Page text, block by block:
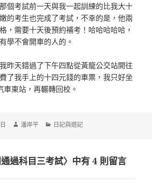
個考試前一天與我一起訓練的比我大十
的考生也完成了考試，不幸的是，他兩
，需要十天後預約補考！哈哈哈哈哈，
學不會開車的人的。
昨天錯過了下午四點從黃龍公交站開往
了我手上的十四元錢的車票，我只好坐
車東站，再輾轉回校。
作
潘岸平
分
日記與遊記
過科目三考試〉中有 4 則留言